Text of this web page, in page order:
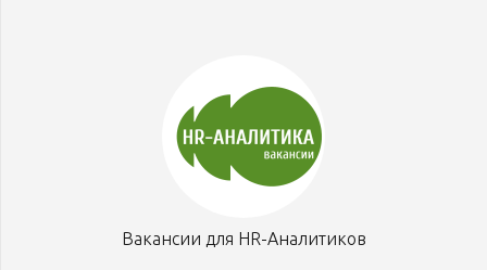
Вакансии для HR-Аналитиков